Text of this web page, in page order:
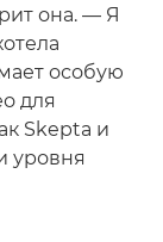
она. — Я
особую
для
Skepta и
уровня